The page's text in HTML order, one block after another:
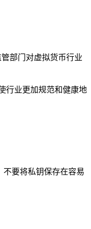
部门对虚拟货币行业
行业更加规范和健康地
不要将私钥保存在容易